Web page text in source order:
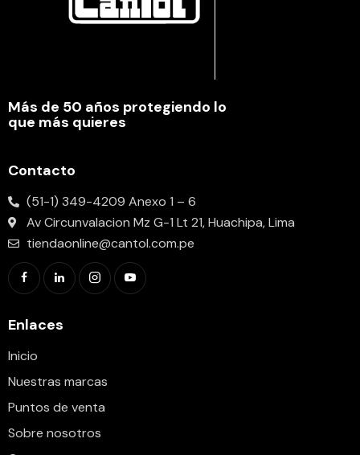
Más de 50 años protegiendo lo
que más quieres
Contacto
(51-1) 349-4209 Anexo 1 – 6
Av Circunvalacion Mz G-1 Lt 21, Huachipa, Lima
tiendaonline@cantol.com.pe
Enlaces
Inicio
Nuestras marcas
Puntos de venta
Sobre nosotros